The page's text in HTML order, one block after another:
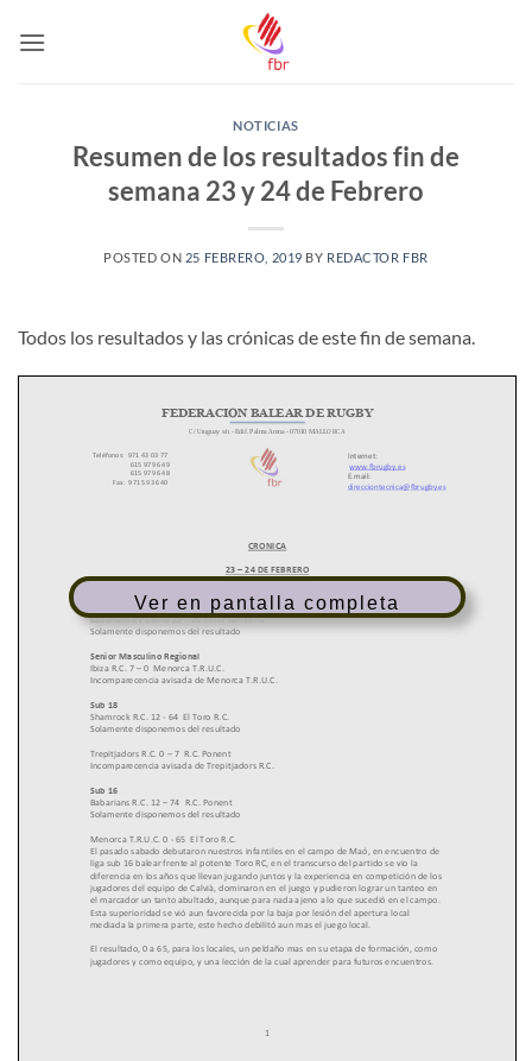
NOTICIAS
Resumen de los resultados fin de
semana 23 y 24 de Febrero
POSTED ON 25 FEBRERO, 2019 BY REDACTOR FBR
Todos los resultados y las crónicas de este fin de semana.
Ver en pantalla completa